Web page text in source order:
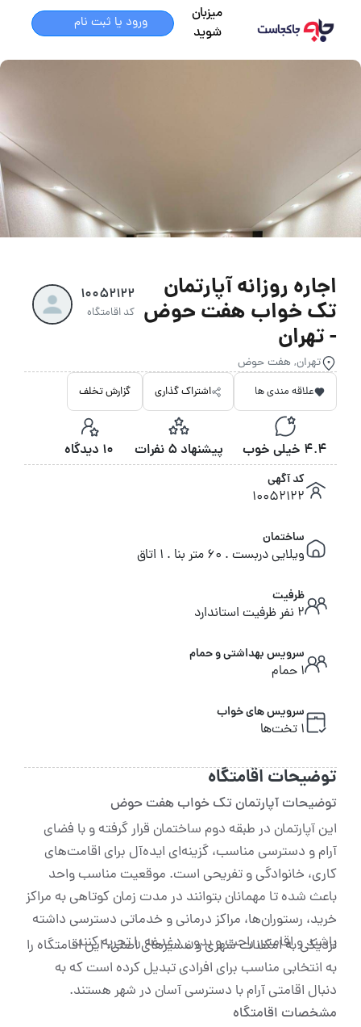
میزبان
شوید
ورود یا ثبت نام
اجاره روزانه آپارتمان
تک خواب هفت حوض
- تهران
تهران, هفت حوض
10052122
کد اقامتگاه
علاقه مندی ها اشتراک گذاری گزارش تخلف
4.4 خیلی خوب پیشنهاد 5 نفرات 10 دیدگاه
کد آگهی
10052122
ساختمان
ویلایی دربست . 60 متر بنا . 1 اتاق
ظرفیت
2 نفر ظرفیت استاندارد
سرویس بهداشتی و حمام
1 حمام
سرویس های خواب
1 تخت‌ها
توضیحات اقامتگاه
توضیحات آپارتمان تک خواب هفت حوض
این آپارتمان در طبقه دوم ساختمان قرار گرفته و با فضای
آرام و دسترسی مناسب، گزینه‌ای ایده‌آل برای اقامت‌های
کاری، خانوادگی و تفریحی است. موقعیت مناسب واحد
باعث شده تا مهمانان بتوانند در مدت زمان کوتاهی به مراکز
خرید، رستوران‌ها، مراکز درمانی و خدماتی دسترسی داشته
باشند و اقامتی راحت و بدون دغدغه را تجربه کنند.
نزدیکی به امکانات شهری و مسیرهای اصلی، این اقامتگاه را
به انتخابی مناسب برای افرادی تبدیل کرده است که به
دنبال اقامتی آرام با دسترسی آسان در شهر هستند.
مشخصات اقامتگاه